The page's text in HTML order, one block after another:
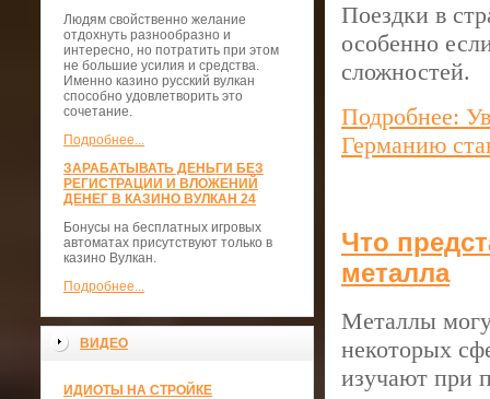
Людям свойственно желание
отдохнуть разнообразно и
интересно, но потратить при этом
не большие усилия и средства.
Именно казино русский вулкан
способно удовлетворить это
сочетание.
Подробнее...
ЗАРАБАТЫВАТЬ ДЕНЬГИ БЕЗ
РЕГИСТРАЦИИ И ВЛОЖЕНИЙ
ДЕНЕГ В КАЗИНО ВУЛКАН 24
Бонусы на бесплатных игровых
автоматах присутствуют только в
казино Вулкан.
Подробнее...
ВИДЕО
ИДИОТЫ НА СТРОЙКЕ
Поездки в
особенно
сложностей.
Подробнее:
Германию
Что
металла
Металлы
некоторых
изучают при